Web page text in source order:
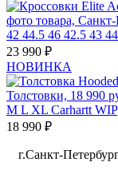
42 44.5 46 42.5 43 44
23 990 ₽
НОВИНКА
M L XL Carhartt WIP
18 990 ₽
г.Санкт-